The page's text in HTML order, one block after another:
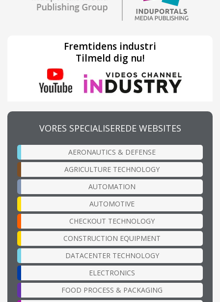
Fremtidens industri
Tilmeld dig nu!
VORES SPECIALISEREDE WEBSITES
AERONAUTICS & DEFENSE
AGRICULTURE TECHNOLOGY
AUTOMATION
AUTOMOTIVE
CHECKOUT TECHNOLOGY
CONSTRUCTION EQUIPMENT
DATACENTER TECHNOLOGY
ELECTRONICS
FOOD PROCESS & PACKAGING